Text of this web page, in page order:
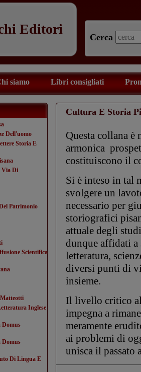
Editori
Cerca
siamo Libri consigliati
Dell'uomo
Storia E
Via Di
Patrimonio
Scientifica
Inglese
Domus
Domus
Di Lingua E
Cultura E Storia
Questa collana è
armonica
costituiscono il
Si è inteso in tal
svolgere un
necessario per
storiografici
attuale degli
dunque affidati
letteratura,
diversi punti di
insieme.
Il livello critico al
impegna a
meramente
ai problemi di
unisca il passato